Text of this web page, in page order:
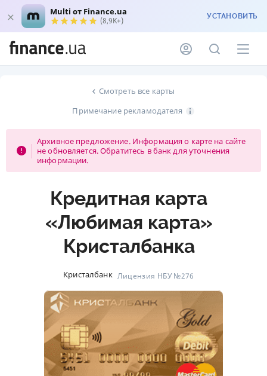
Multi от Finance.ua
(8,9K+) УСТАНОВИТЬ
Смотреть все карты
Примечание рекламодателя
Архивное предложение. Информация о карте на сайте
не обновляется. Обратитесь в банк для уточнения
информации.
Кредитная карта
«Любимая карта»
Кристалбанка
Кристалбанк Лицензия НБУ №276